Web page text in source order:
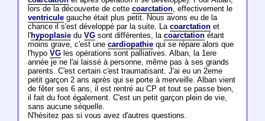
lors de la découverte de cette coarctation, effectivement le
ventriculegauche était plus petit. Nous avons eu de la
chance il s'est développé par la suite. La coarctationet
l'hypoplasiedu VGsont différentes, la coarctationétant
moins grave, c'est une cardiopathiequi se répare alors que
l'hypo VGles opérations sont palliatives. Alban, la 1ere
année je ne l'ai laissé à personne, même pas à ses grands
parents. C'est certain c'est traumatisant. J'ai eu un 2eme
petit garçon 2 ans après qui se porte à merveille. Alban vient
de fêter ses 6 ans, il est rentré au CP et tout se passe bien,
il fait du foot également. C'est un petit garçon plein de vie,
sans aucune séquelle.
N'hésitez pas si vous avez d'autres questions.